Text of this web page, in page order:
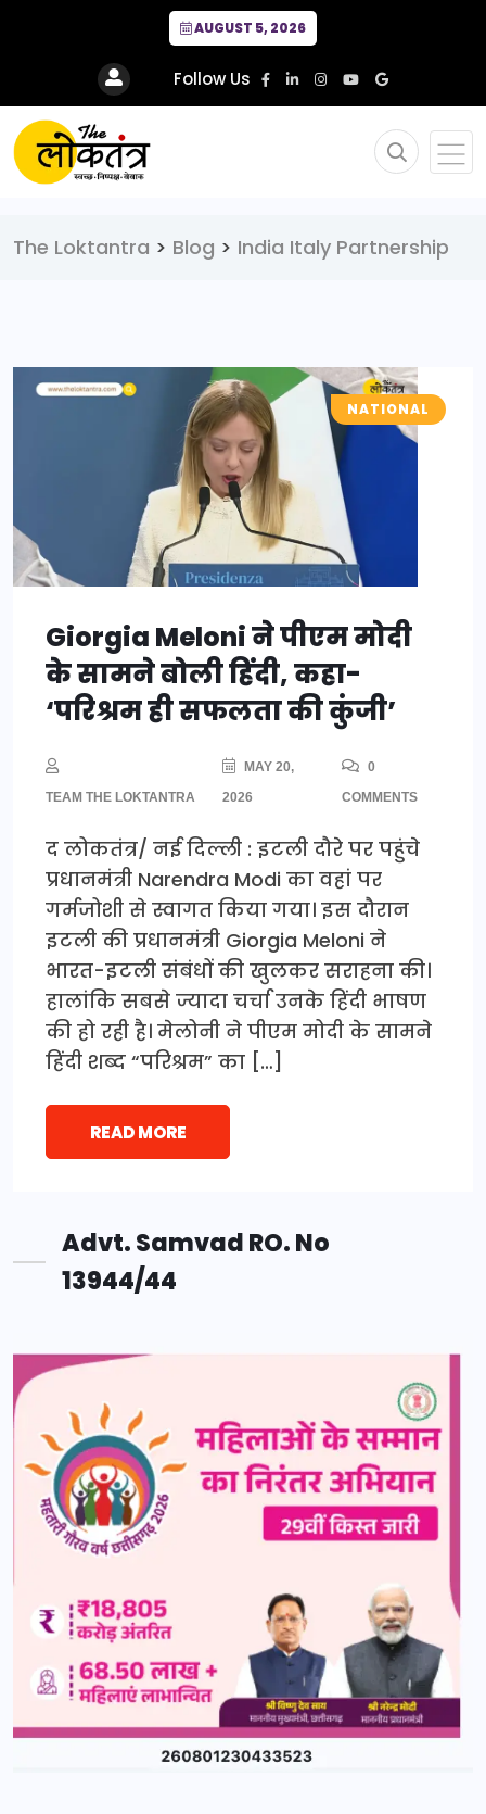
AUGUST 5, 2026
Follow Us
The Loktantra > Blog > India Italy Partnership
NATIONAL
Giorgia Meloni ने पीएम मोदी
के सामने बोली हिंदी, कहा-
‘परिश्रम ही सफलता की कुंजी’
TEAM THE LOKTANTRA
MAY 20,
2026
0
COMMENTS
द लोकतंत्र/ नई दिल्ली : इटली दौरे पर पहुंचे
प्रधानमंत्री Narendra Modi का वहां पर
गर्मजोशी से स्वागत किया गया। इस दौरान
इटली की प्रधानमंत्री Giorgia Meloni ने
भारत-इटली संबंधों की खुलकर सराहना की।
हालांकि सबसे ज्यादा चर्चा उनके हिंदी भाषण
की हो रही है। मेलोनी ने पीएम मोदी के सामने
हिंदी शब्द “परिश्रम” का […]
READ MORE
Advt. Samvad RO. No
13944/44